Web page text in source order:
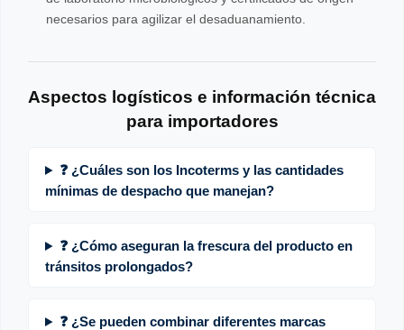
necesarios para agilizar el desaduanamiento.
Aspectos logísticos e información técnica
para importadores
❓ ¿Cuáles son los Incoterms y las cantidades
mínimas de despacho que manejan?
❓ ¿Cómo aseguran la frescura del producto en
tránsitos prolongados?
❓ ¿Se pueden combinar diferentes marcas